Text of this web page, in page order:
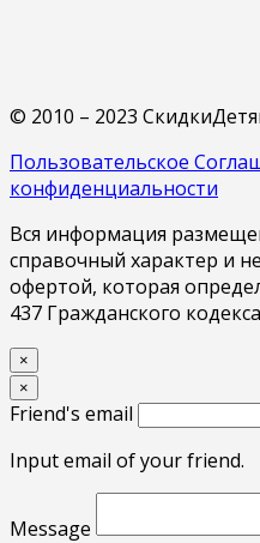
© 2010 – 2023
Пользовательское
конфиденциальности
Вся информация
справочный характер и
офертой, которая
437 Гражданского
×
×
Friend's email
Input email of your friend.
Message